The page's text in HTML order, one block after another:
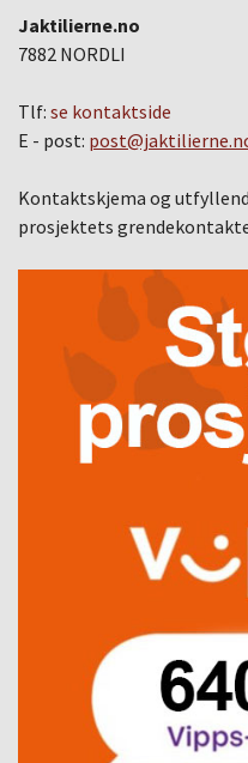
Jaktilierne.no
7882 NORDLI
Tlf: se kontaktside
E - post:
Kontaktskjema og
prosjektets